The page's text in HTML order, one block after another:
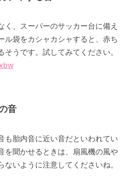
く、スーパーのサッカー台に備え
ル袋をカシャカシャすると、赤ち
うです。試してみてください。
音
も胎内音に近い音だといわれてい
を聞かせるときは、扇風機の風や
ないように注意してくださいね。